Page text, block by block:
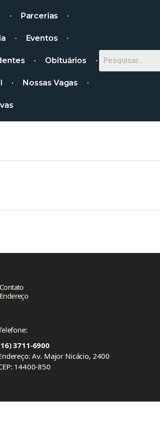
Parcerias
Eventos
Obituários
Nossas Vagas
Contato
Endereço
3711-6900
Av. Major Nicácio, 2400
14400-850